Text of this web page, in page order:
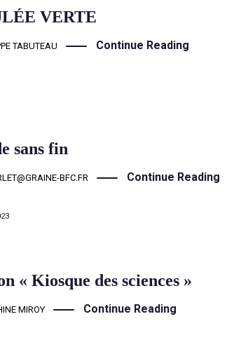
VERTE
TABUTEAU Continue Reading
sans fin
BFC.FR Continue Reading
« Kiosque des sciences »
MIROY Continue Reading